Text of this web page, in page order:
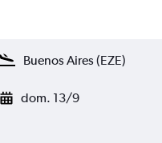
dom. 13/9